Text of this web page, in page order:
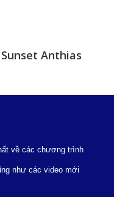
Anthias
về các chương trình
như các video mới